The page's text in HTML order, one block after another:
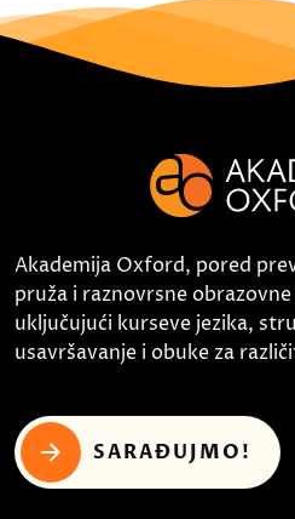
Akademija Oxford, pored
pruža i raznovrsne
uključujući kurseve jezika,
usavršavanje i obuke za
SARAĐUJMO!